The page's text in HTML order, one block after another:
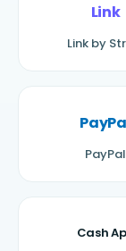
Link
Link by
PayPal
Cash